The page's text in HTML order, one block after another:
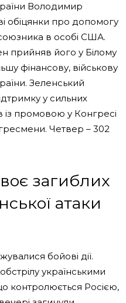
Володимир
обіцянки про допомогу
в особі США.
його у Білому
фінансову, військову
Зеленський
у сильних
із промовою у Конгресі
Четвер – 302
загиблих
атаки
бойові дії.
українськими
контролюється Росією,